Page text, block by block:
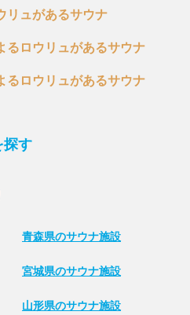
リュがあるサウナ
るロウリュがあるサウナ
るロウリュがあるサウナ
探す
青森県のサウナ施設
宮城県のサウナ施設
山形県のサウナ施設